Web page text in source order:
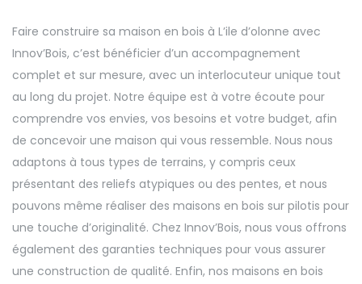
Faire construire sa maison en bois à L’ile d’olonne avec
Innov’Bois, c’est bénéficier d’un accompagnement
complet et sur mesure, avec un interlocuteur unique tout
au long du projet. Notre équipe est à votre écoute pour
comprendre vos envies, vos besoins et votre budget, afin
de concevoir une maison qui vous ressemble. Nous nous
adaptons à tous types de terrains, y compris ceux
présentant des reliefs atypiques ou des pentes, et nous
pouvons même réaliser des maisons en bois sur pilotis pour
une touche d’originalité. Chez Innov’Bois, nous vous offrons
également des garanties techniques pour vous assurer
une construction de qualité. Enfin, nos maisons en bois